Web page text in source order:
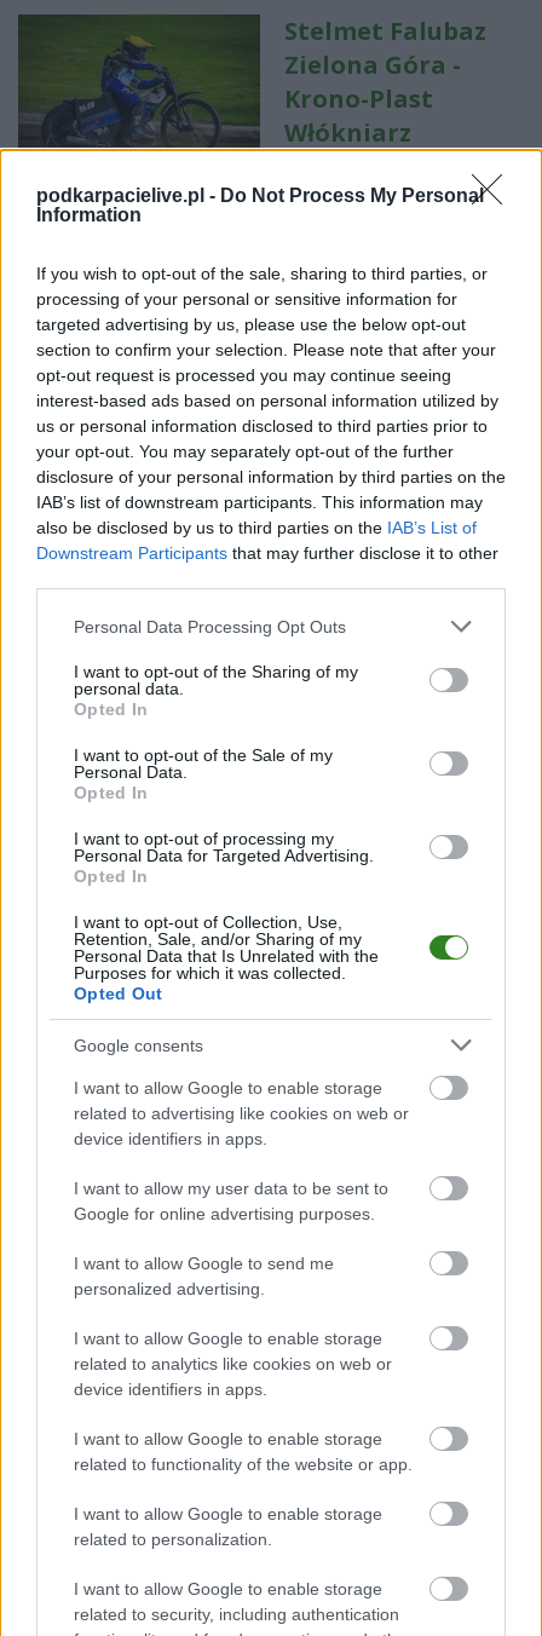
podkarpacielive.pl - Do Not Process My Personal
Information
If you wish to opt-out of the sale, sharing to third parties, or
processing of your personal or sensitive information for
targeted advertising by us, please use the below opt-out
section to confirm your selection. Please note that after your
opt-out request is processed you may continue seeing
interest-based ads based on personal information utilized by
us or personal information disclosed to third parties prior to
your opt-out. You may separately opt-out of the further
disclosure of your personal information by third parties on the
IAB’s list of downstream participants. This information may
also be disclosed by us to third parties on the IAB’s List of
Downstream Participants that may further disclose it to other
Please note that this website/app uses one or more Google
not limited to your visit or usage behaviour. You may click to
grant or deny consent to Google and its third-party tags to
use your data for below specified purposes in below Google
consent section.
Personal Data Processing Opt Outs
I want to opt-out of the Sharing of my
personal data.
Opted In
I want to opt-out of the Sale of my
Personal Data.
Opted In
I want to opt-out of processing my
Personal Data for Targeted Advertising.
Opted In
I want to opt-out of Collection, Use,
Retention, Sale, and/or Sharing of my
Personal Data that Is Unrelated with the
Purposes for which it was collected.
Opted Out
Google consents
I want to allow Google to enable storage
related to advertising like cookies on web or
device identifiers in apps.
I want to allow my user data to be sent to
Google for online advertising purposes.
I want to allow Google to send me
personalized advertising.
I want to allow Google to enable storage
related to analytics like cookies on web or
device identifiers in apps.
I want to allow Google to enable storage
related to functionality of the website or app.
I want to allow Google to enable storage
related to personalization.
I want to allow Google to enable storage
related to security, including authentication
Stelmet Falubaz
Zielona Góra -
Krono-Plast
Włókniarz
transmisja na żywo. Gdzie oglądać?
2026-05-01 00:23
Mecz Stelmet Falubaz Zielona Góra - Krono-Plast Włókniarz
Częstochowa już wkrótce. Spotkanie w piątek, 1 maja 2026 roku
o 18:00. Zostanie rozegrane w ramach PGE Ekstraliga (4. runda).
Zobacz gdzie oglądać transmisję online. Stelmet Falubaz
Zielona Góra - Krono-Plast Włókniarz Częstoch...
Czytaj więcej
Stelmet Falubaz
Zielona Góra -
Bayersystem GKM
Grudziądz
transmisja na
żywo. Gdzie oglądać? (23.04.2026)
Oglądaj transmisję na żywo z meczu Stelmet Falubaz Zielona
Góra - Bayersystem GKM Grudziądz. Spotkanie w czwartek, 23
Sprawdź gdzie oglądać. Stelmet Falubaz Zielona Góra -
Bayersystem GKM Grudziądz. Gdzie oglądać transmisję...
Orlen Oil Motor
Lublin - Stelmet
Falubaz Zielona
Góra transmisja
na żywo. Gdzie
oglądać? (24.04.2026)
2026-04-22 15:28
Przed nami mecz Orlen Oil Motor Lublin - Stelmet Falubaz
Zielona Góra. Transmisja na żywo ruszy w piątek, 24 kwietnia
2026 roku - start spotkania o 20:30. Sprawdź gdzie oglądać
transmisję online (PGE Ekstraliga, 3. runda). Orlen Oil Motor
Lublin - Stelmet Falubaz Zielona Góra. Gdzie ogląda...
Stelmet Falubaz Zielona Góra - wszystkie powiązane
Asseco Resovia| Developres Rzeszów |ITA TOOLS Stal Mielec
Cellfast Wilki Krosno| Texom Stal Rzeszów|Stal Mielec